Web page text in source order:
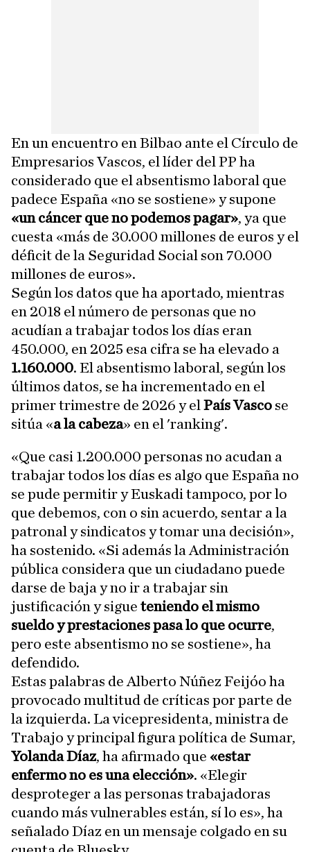
En un encuentro en Bilbao ante el Círculo de
Empresarios Vascos, el líder del PP ha
considerado que el absentismo laboral que
padece España «no se sostiene» y supone
«un cáncer que no podemos pagar», ya que
cuesta «más de 30.000 millones de euros y el
déficit de la Seguridad Social son 70.000
millones de euros».
Según los datos que ha aportado, mientras
en 2018 el número de personas que no
acudían a trabajar todos los días eran
450.000, en 2025 esa cifra se ha elevado a
1.160.000. El absentismo laboral, según los
últimos datos, se ha incrementado en el
primer trimestre de 2026 y el País Vasco se
sitúa «a la cabeza» en el 'ranking'.
«Que casi 1.200.000 personas no acudan a
trabajar todos los días es algo que España no
se pude permitir y Euskadi tampoco, por lo
que debemos, con o sin acuerdo, sentar a la
patronal y sindicatos y tomar una decisión»,
ha sostenido. «Si además la Administración
pública considera que un ciudadano puede
darse de baja y no ir a trabajar sin
justificación y sigue teniendo el mismo
sueldo y prestaciones pasa lo que ocurre,
pero este absentismo no se sostiene», ha
defendido.
Estas palabras de Alberto Núñez Feijóo ha
provocado multitud de críticas por parte de
la izquierda. La vicepresidenta, ministra de
Trabajo y principal figura política de Sumar,
Yolanda Díaz, ha afirmado que «estar
enfermo no es una elección». «Elegir
desproteger a las personas trabajadoras
cuando más vulnerables están, sí lo es», ha
señalado Díaz en un mensaje colgado en su